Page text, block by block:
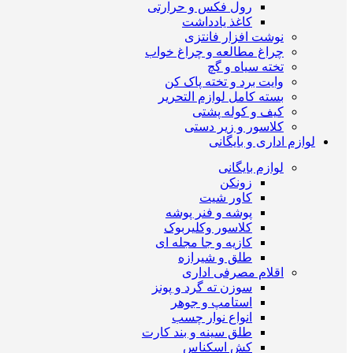
رول فکس و حرارتی
کاغذ یادداشت
نوشت افزار فانتزی
چراغ مطالعه و چراغ خواب
تخته سیاه و گچ
وایت برد و تخته پاک کن
بسته کامل لوازم التحریر
کیف و کوله پشتی
کلاسور و زیر دستی
لوازم اداری و بایگانی
لوازم بایگانی
زونکن
کاور شیت
پوشه و فنر پوشه
کلاسور وکلیربوک
کازیه و جا مجله ای
طلق و شیرازه
اقلام مصرفی اداری
سوزن ته گرد و پونز
استامپ و جوهر
انواع نوار چسب
طلق سینه و بند کارت
کش اسکناس